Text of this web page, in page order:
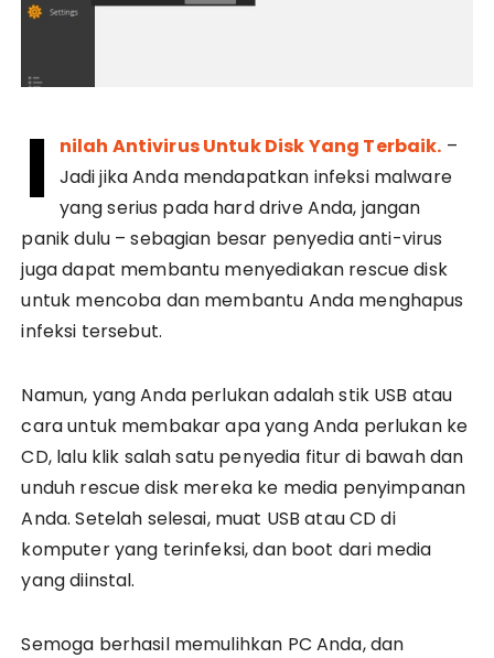
I nilah Antivirus Untuk Disk Yang Terbaik. –
Jadi jika Anda mendapatkan infeksi malware
yang serius pada hard drive Anda, jangan
panik dulu – sebagian besar penyedia anti-virus
juga dapat membantu menyediakan rescue disk
untuk mencoba dan membantu Anda menghapus
infeksi tersebut.
Namun, yang Anda perlukan adalah stik USB atau
cara untuk membakar apa yang Anda perlukan ke
CD, lalu klik salah satu penyedia fitur di bawah dan
unduh rescue disk mereka ke media penyimpanan
Anda. Setelah selesai, muat USB atau CD di
komputer yang terinfeksi, dan boot dari media
yang diinstal.
Semoga berhasil memulihkan PC Anda, dan